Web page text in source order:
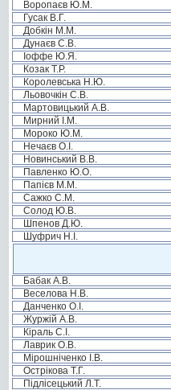
Воропаєв Ю.М.
Гусак В.Г.
Добкін М.М.
Дунаєв С.В.
Іоффе Ю.Я.
Козак Т.Р.
Королевська Н.Ю.
Льовочкін С.В.
Мартовицький А.В.
Мирний І.М.
Мороко Ю.М.
Нечаєв О.І.
Новинський В.В.
Павленко Ю.О.
Папієв М.М.
Сажко С.М.
Солод Ю.В.
Шпенов Д.Ю.
Шуфрич Н.І.
Бабак А.В.
Веселова Н.В.
Данченко О.І.
Журжій А.В.
Кіраль С.І.
Лаврик О.В.
Мірошніченко І.В.
Острікова Т.Г.
Підлісецький Л.Т.